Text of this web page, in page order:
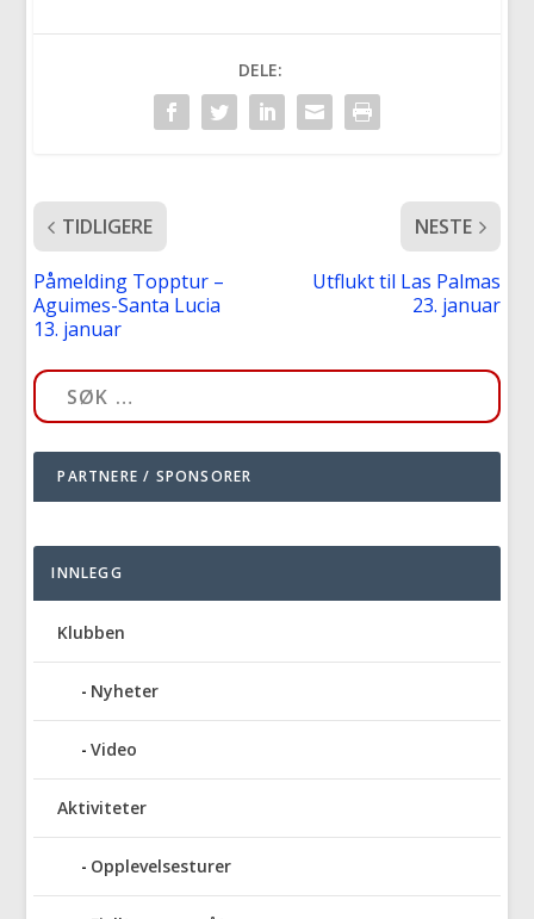
DELE:
TIDLIGERE
Påmelding Topptur –
Aguimes-Santa Lucia
13. januar
NESTE
Utflukt til Las Palmas
23. januar
PARTNERE / SPONSORER
INNLEGG
Klubben
Nyheter
Video
Aktiviteter
Opplevelsesturer